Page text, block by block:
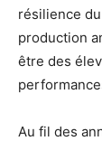
résilience
production
être des
Au fil des